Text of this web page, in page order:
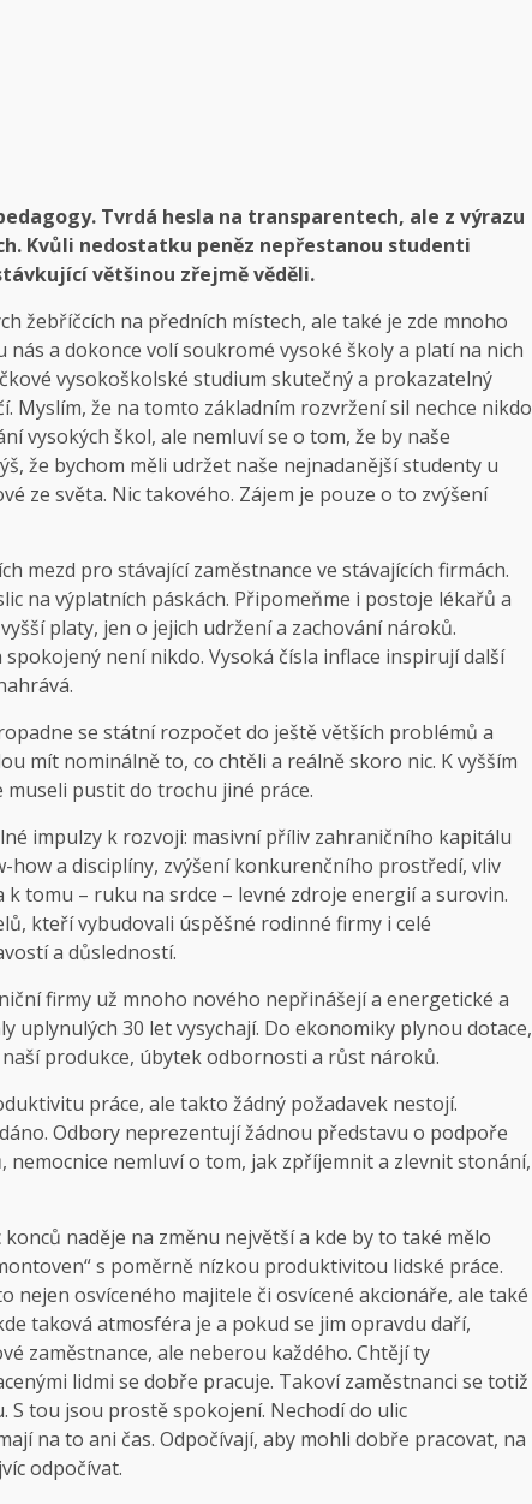
Tvrdá hesla na transparentech, ale z výrazu
Kvůli nedostatku peněz nepřestanou studenti
většinou zřejmě věděli.
žebříčcích na předních místech, ale také je zde mnoho
a dokonce volí soukromé vysoké školy a platí na nich
vysokoškolské studium skutečný a prokazatelný
Myslím, že na tomto základním rozvržení sil nechce nikdo
vysokých škol, ale nemluví se o tom, že by naše
že bychom měli udržet naše nejnadanější studenty u
ze světa. Nic takového. Zájem je pouze o to zvýšení
mezd pro stávající zaměstnance ve stávajících firmách.
na výplatních páskách. Připomeňme i postoje lékařů a
platy, jen o jejich udržení a zachování nároků.
není nikdo. Vysoká čísla inflace inspirují další
se státní rozpočet do ještě větších problémů a
mít nominálně to, co chtěli a reálně skoro nic. K vyšším
museli pustit do trochu jiné práce.
impulzy k rozvoji: masivní příliv zahraničního kapitálu
a disciplíny, zvýšení konkurenčního prostředí, vliv
tomu – ruku na srdce – levné zdroje energií a surovin.
kteří vybudovali úspěšné rodinné firmy i celé
a důsledností.
firmy už mnoho nového nepřinášejí a energetické a
30 let vysychají. Do ekonomiky plynou dotace,
produkce, úbytek odbornosti a růst nároků.
práce, ale takto žádný požadavek nestojí.
Odbory neprezentují žádnou představu o podpoře
nemocnice nemluví o tom, jak zpříjemnit a zlevnit stonání,
naděje na změnu největší a kde by to také mělo
s poměrně nízkou produktivitou lidské práce.
nejen osvíceného majitele či osvícené akcionáře, ale také
taková atmosféra je a pokud se jim opravdu daří,
zaměstnance, ale neberou každého. Chtějí ty
lidmi se dobře pracuje. Takoví zaměstnanci se totiž
S tou jsou prostě spokojení. Nechodí do ulic
na to ani čas. Odpočívají, aby mohli dobře pracovat, na
odpočívat.